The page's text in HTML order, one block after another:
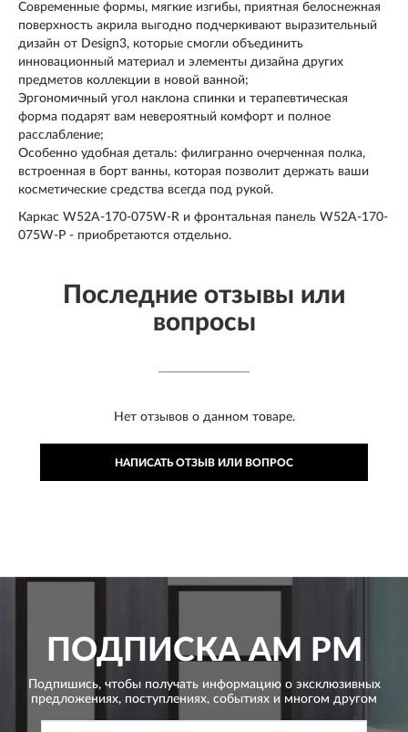
Современные формы, мягкие изгибы, приятная белоснежная
поверхность акрила выгодно подчеркивают выразительный
дизайн от Design3, которые смогли объединить
инновационный материал и элементы дизайна других
предметов коллекции в новой ванной;
Эргономичный угол наклона спинки и терапевтическая
форма подарят вам невероятный комфорт и полное
расслабление;
Особенно удобная деталь: филигранно очерченная полка,
встроенная в борт ванны, которая позволит держать ваши
косметические средства всегда под рукой.
Каркас W52A-170-075W-R и фронтальная панель W52A-170-
075W-P - приобретаются отдельно.
Последние отзывы или
вопросы
Нет отзывов о данном товаре.
НАПИСАТЬ ОТЗЫВ ИЛИ ВОПРОС
ПОДПИСКАAM PM
Подпишись, чтобы получать информацию о эксклюзивных
предложениях, поступлениях, событиях и многом другом